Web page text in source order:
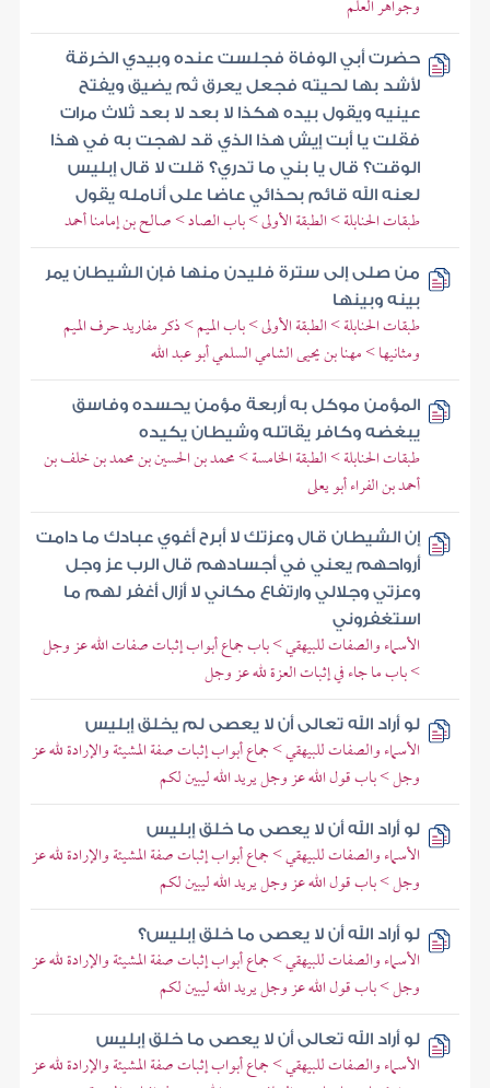
وجواهر العلم
حضرت أبي الوفاة فجلست عنده وبيدي الخرقة
لأشد بها لحيته فجعل يعرق ثم يضيق ويفتح
عينيه ويقول بيده هكذا لا بعد لا بعد ثلاث مرات
فقلت يا أبت إيش هذا الذي قد لهجت به في هذا
الوقت؟ قال يا بني ما تدري؟ قلت لا قال إبليس
لعنه الله قائم بحذائي عاضا على أنامله يقول
طبقات الحنابلة > الطبقة الأولى > باب الصاد > صالح بن إمامنا أحمد
من صلى إلى سترة فليدن منها فإن الشيطان يمر
بينه وبينها
طبقات الحنابلة > الطبقة الأولى > باب الميم > ذكر مفاريد حرف الميم
ومثانيها > مهنا بن يحيى الشامي السلمي أبو عبد الله
المؤمن موكل به أربعة مؤمن يحسده وفاسق
يبغضه وكافر يقاتله وشيطان يكيده
طبقات الحنابلة > الطبقة الخامسة > محمد بن الحسين بن محمد بن خلف بن
أحمد بن الفراء أبو يعلى
إن الشيطان قال وعزتك لا أبرح أغوي عبادك ما دامت
أرواحهم يعني في أجسادهم قال الرب عز وجل
وعزتي وجلالي وارتفاع مكاني لا أزال أغفر لهم ما
استغفروني
الأسماء والصفات للبيهقي > باب جماع أبواب إثبات صفات الله عز وجل
> باب ما جاء في إثبات العزة لله عز وجل
لو أراد الله تعالى أن لا يعصى لم يخلق إبليس
الأسماء والصفات للبيهقي > جماع أبواب إثبات صفة المشيئة والإرادة لله عز
وجل > باب قول الله عز وجل يريد الله ليبين لكم
لو أراد الله أن لا يعصى ما خلق إبليس
الأسماء والصفات للبيهقي > جماع أبواب إثبات صفة المشيئة والإرادة لله عز
وجل > باب قول الله عز وجل يريد الله ليبين لكم
لو أراد الله أن لا يعصى ما خلق إبليس؟
الأسماء والصفات للبيهقي > جماع أبواب إثبات صفة المشيئة والإرادة لله عز
وجل > باب قول الله عز وجل يريد الله ليبين لكم
لو أراد الله تعالى أن لا يعصى ما خلق إبليس
الأسماء والصفات للبيهقي > جماع أبواب إثبات صفة المشيئة والإرادة لله عز